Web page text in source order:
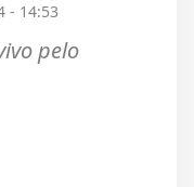
- 14:53
pelo